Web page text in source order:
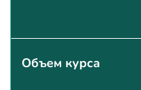
Объем курса